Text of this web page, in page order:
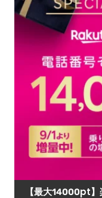
【最大14000pt